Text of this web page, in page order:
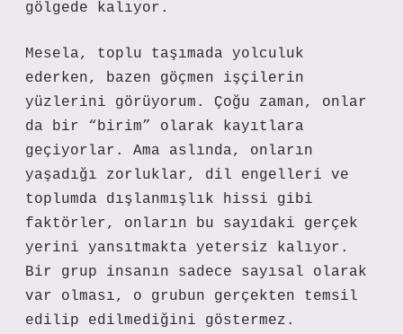
gölgede kalıyor.
Mesela, toplu taşımada yolculuk
ederken, bazen göçmen işçilerin
yüzlerini görüyorum. Çoğu zaman, onlar
da bir “birim” olarak kayıtlara
geçiyorlar. Ama aslında, onların
yaşadığı zorluklar, dil engelleri ve
toplumda dışlanmışlık hissi gibi
faktörler, onların bu sayıdaki gerçek
yerini yansıtmakta yetersiz kalıyor.
Bir grup insanın sadece sayısal olarak
var olması, o grubun gerçekten temsil
edilip edilmediğini göstermez.